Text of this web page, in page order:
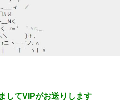
してVIPがお送りします